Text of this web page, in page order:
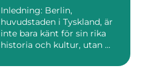
Inledning: Berlin,
huvudstaden i Tyskland, är
inte bara känt för sin rika
historia och kultur, utan ...